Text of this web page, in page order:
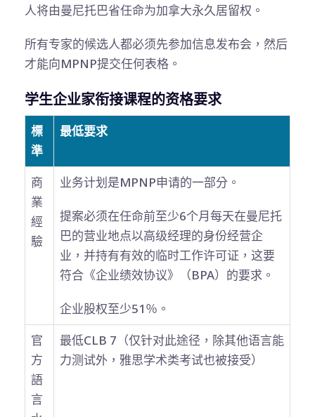
人将由曼尼托巴省任命为加拿大永久居留权。
所有专家的候选人都必须先参加信息发布会，然后
才能向MPNP提交任何表格。
学生企业家衔接课程的资格要求
標
準
最低要求
商
業
經
驗
业务计划是MPNP申请的一部分。
提案必须在任命前至少6个月每天在曼尼托
巴的营业地点以高级经理的身份经营企
业，并持有有效的临时工作许可证，这要
符合《企业绩效协议》（BPA）的要求。
企业股权至少51％。
官
方
語
言
最低CLB 7（仅针对此途径，除其他语言能
力测试外，雅思学术类考试也被接受）